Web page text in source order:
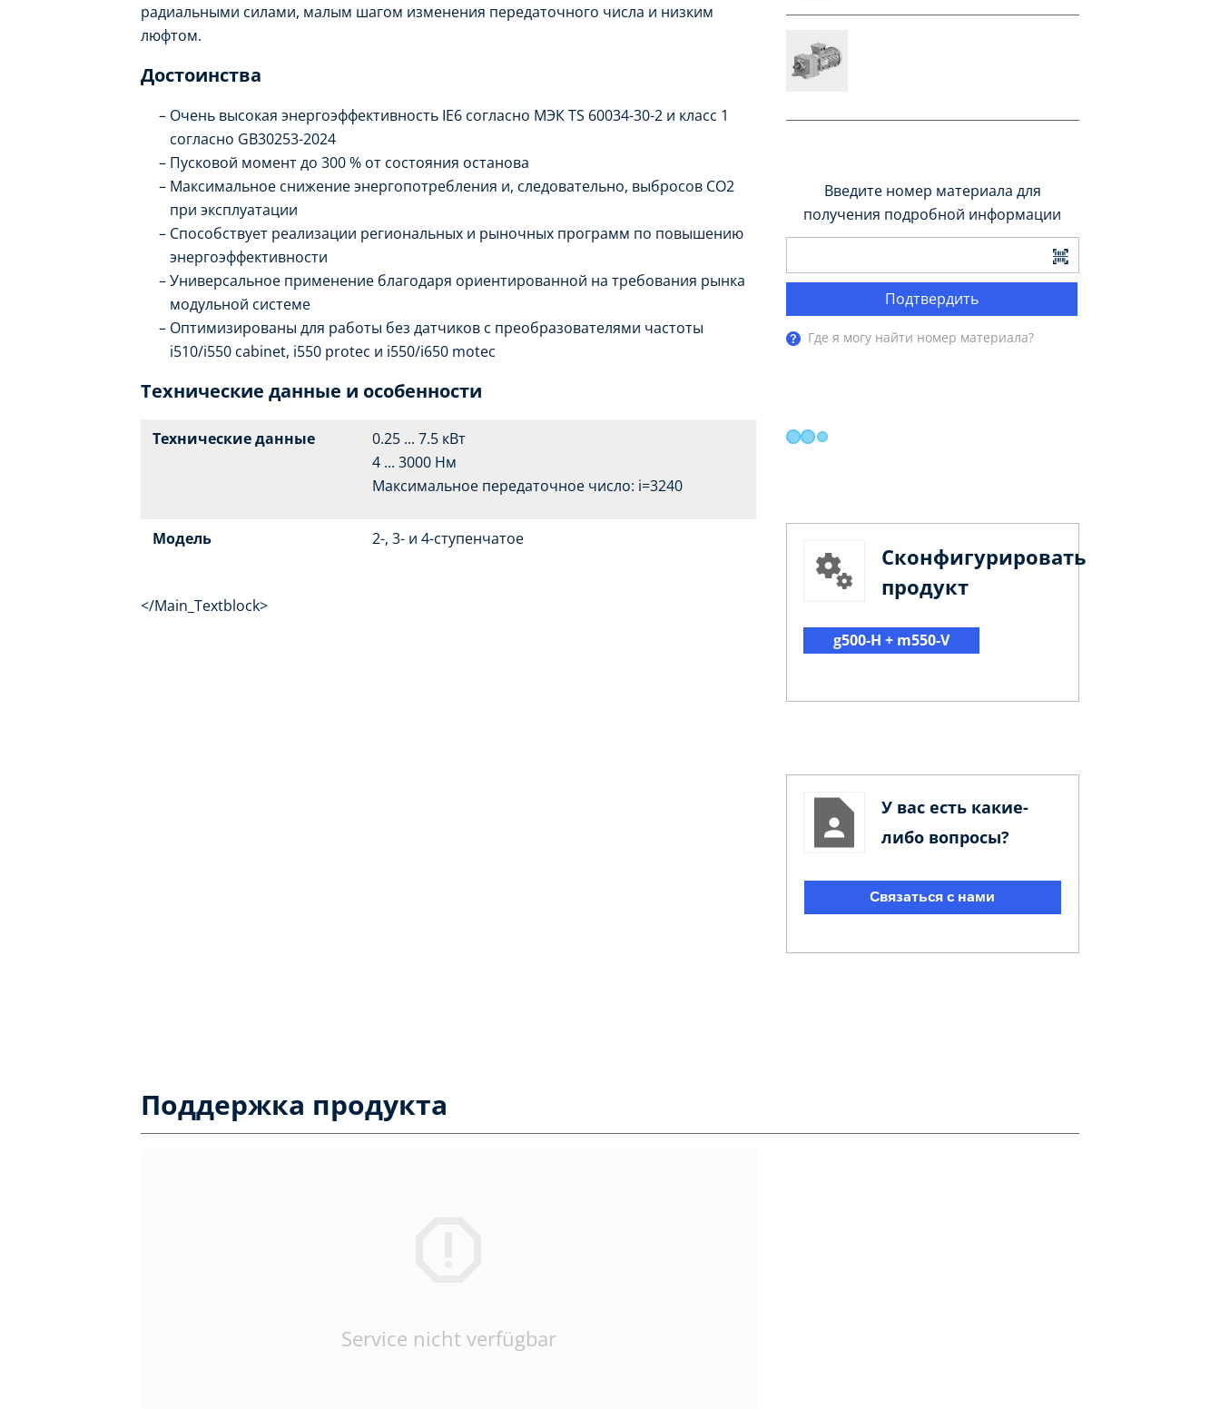
радиальными силами, малым шагом изменения передаточного числа и низким
люфтом.
Достоинства
Очень высокая энергоэффективность IE6 согласно МЭК TS 60034-30-2 и класс 1
согласно GB30253-2024
Пусковой момент до 300 % от состояния останова
Максимальное снижение энергопотребления и, следовательно, выбросов CO2
при эксплуатации
Способствует реализации региональных и рыночных программ по повышению
энергоэффективности
Универсальное применение благодаря ориентированной на требования рынка
модульной системе
Оптимизированы для работы без датчиков с преобразователями частоты
i510/i550 cabinet, i550 protec и i550/i650 motec
Технические данные и особенности
Технические данные
0.25 ... 7.5 кВт
4 ... 3000 Нм
Максимальное передаточное число: i=3240
Модель 2-, 3- и 4-ступенчатое
</Main_Textblock>
Введите номер материала для
получения подробной информации
Подтвердить
Где я могу найти номер материала?
Сконфигурировать
продукт
g500-H + m550-V
У вас есть какие-
либо вопросы?
Связаться с нами
Поддержка продукта
Service nicht verfügbar